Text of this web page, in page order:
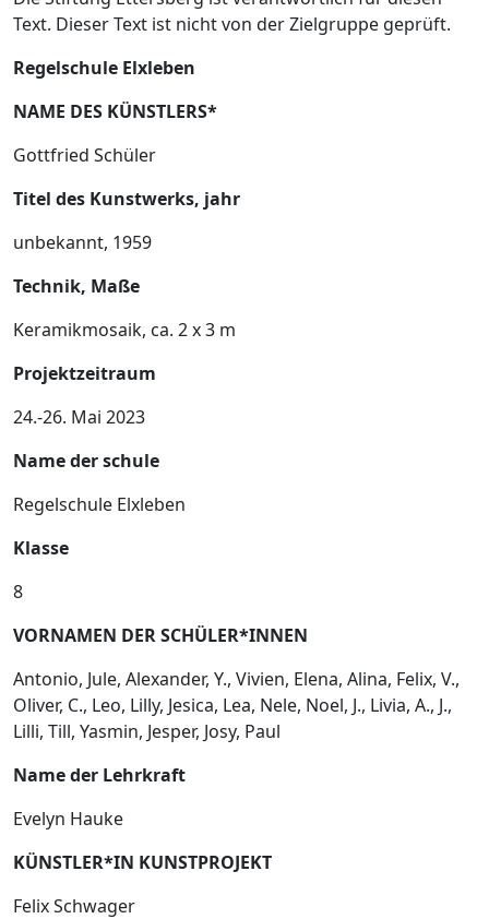
Text. Dieser Text ist nicht von der Zielgruppe geprüft.
Regelschule Elxleben
NAME DES KÜNSTLERS*
Gottfried Schüler
Titel des Kunstwerks, jahr
unbekannt, 1959
Technik, Maße
Keramikmosaik, ca. 2 x 3 m
Projektzeitraum
24.-26. Mai 2023
Name der schule
Regelschule Elxleben
Klasse
8
VORNAMEN DER SCHÜLER*INNEN
Antonio, Jule, Alexander, Y., Vivien, Elena, Alina, Felix, V.,
Oliver, C., Leo, Lilly, Jesica, Lea, Nele, Noel, J., Livia, A., J.,
Lilli, Till, Yasmin, Jesper, Josy, Paul
Name der Lehrkraft
Evelyn Hauke
KÜNSTLER*IN KUNSTPROJEKT
Felix Schwager